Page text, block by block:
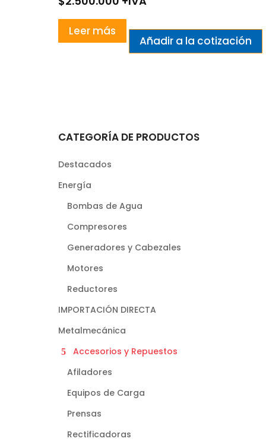
Leer más
Añadir a la cotización
CATEGORÍA DE PRODUCTOS
Destacados
Energía
Bombas de Agua
Compresores
Generadores y Cabezales
Motores
Reductores
IMPORTACIÓN DIRECTA
Metalmecánica
Accesorios y Repuestos
Afiladores
Equipos de Carga
Prensas
Rectificadoras